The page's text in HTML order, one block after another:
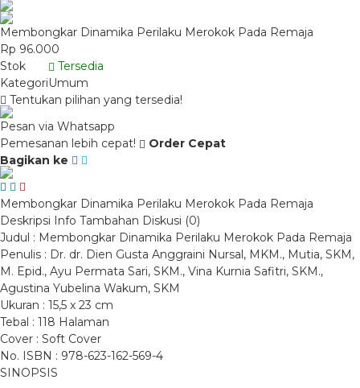
Membongkar Dinamika Perilaku Merokok Pada Remaja
Rp 96.000
Stok
Tersedia
KategoriUmum
Tentukan pilihan yang tersedia!
Pesan via Whatsapp
Pemesanan lebih cepat!
Order Cepat
Bagikan ke
Membongkar Dinamika Perilaku Merokok Pada Remaja
Deskripsi Info Tambahan Diskusi (0)
Judul : Membongkar Dinamika Perilaku Merokok Pada Remaja
Penulis : Dr. dr. Dien Gusta Anggraini Nursal, MKM., Mutia, SKM,
M. Epid., Ayu Permata Sari, SKM., Vina Kurnia Safitri, SKM.,
Agustina Yubelina Wakum, SKM
Ukuran : 15,5 x 23 cm
Tebal : 118 Halaman
Cover : Soft Cover
No. ISBN : 978-623-162-569-4
SINOPSIS